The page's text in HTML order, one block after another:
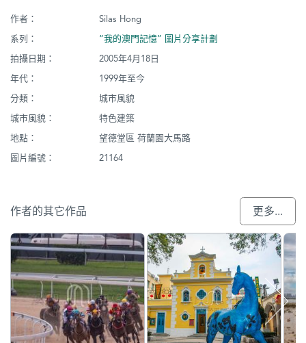
市
作者：
Silas Hong
系列：
“我的澳門記憶” 圖片分享計劃
拍攝日期：
2005年4月18日
年代：
1999年至今
分類：
城市風貌
城市風貌：
特色建築
地點：
望德堂區 荷蘭園大馬路
圖片編號：
21164
作者的其它作品 更多...